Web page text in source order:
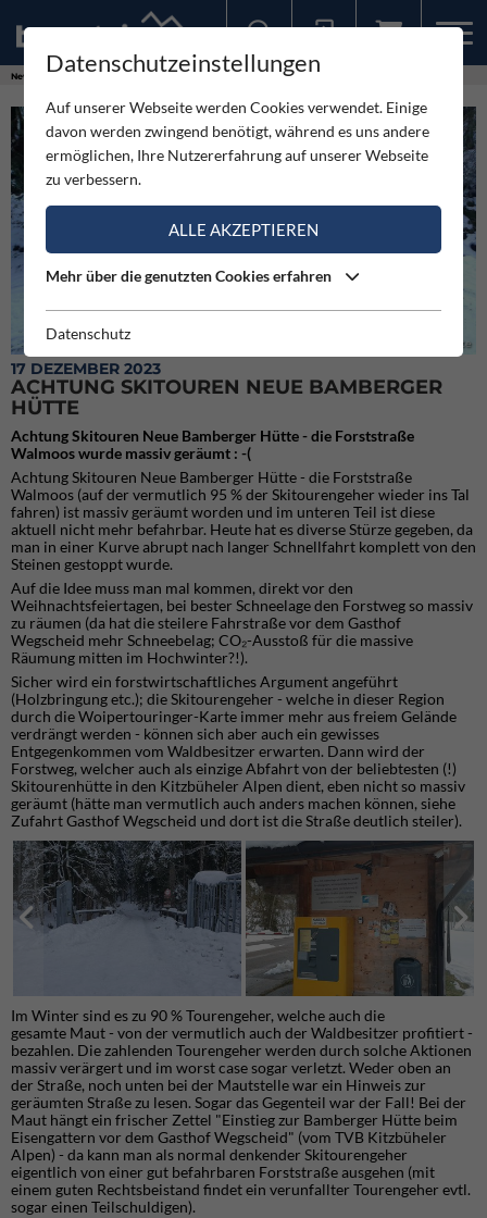
News Achtung Skitouren Neue Bamberger Hütte
Die Forststraße bei der Abfahrt von der Neuen Bamberger Hütte
17 DEZEMBER 2023
ACHTUNG SKITOUREN NEUE BAMBERGER
HÜTTE
Achtung Skitouren Neue Bamberger Hütte - die Forststraße
Walmoos wurde massiv geräumt : -(
Achtung Skitouren Neue Bamberger Hütte - die Forststraße
Walmoos (auf der vermutlich 95 % der Skitourengeher wieder ins Tal
fahren) ist massiv geräumt worden und im unteren Teil ist diese
aktuell nicht mehr befahrbar. Heute hat es diverse Stürze gegeben, da
man in einer Kurve abrupt nach langer Schnellfahrt komplett von den
Steinen gestoppt wurde.
Auf die Idee muss man mal kommen, direkt vor den
Weihnachtsfeiertagen, bei bester Schneelage den Forstweg so massiv
zu räumen (da hat die steilere Fahrstraße vor dem Gasthof
Wegscheid mehr Schneebelag; CO₂-Ausstoß für die massive
Räumung mitten im Hochwinter?!).
Sicher wird ein forstwirtschaftliches Argument angeführt
(Holzbringung etc.); die Skitourengeher - welche in dieser Region
durch die Woipertouringer-Karte immer mehr aus freiem Gelände
verdrängt werden - können sich aber auch ein gewisses
Entgegenkommen vom Waldbesitzer erwarten. Dann wird der
Forstweg, welcher auch als einzige Abfahrt von der beliebtesten (!)
Skitourenhütte in den Kitzbüheler Alpen dient, eben nicht so massiv
geräumt (hätte man vermutlich auch anders machen können, siehe
Zufahrt Gasthof Wegscheid und dort ist die Straße deutlich steiler).
Im Winter sind es zu 90 % Tourengeher, welche auch die
gesamte Maut - von der vermutlich auch der Waldbesitzer profitiert -
bezahlen. Die zahlenden Tourengeher werden durch solche Aktionen
massiv verärgert und im worst case sogar verletzt. Weder oben an
der Straße, noch unten bei der Mautstelle war ein Hinweis zur
geräumten Straße zu lesen. Sogar das Gegenteil war der Fall! Bei der
Maut hängt ein frischer Zettel "Einstieg zur Bamberger Hütte beim
Eisengattern vor dem Gasthof Wegscheid" (vom TVB Kitzbüheler
Alpen) - da kann man als normal denkender Skitourengeher
eigentlich von einer gut befahrbaren Forststraße ausgehen (mit
einem guten Rechtsbeistand findet ein verunfallter Tourengeher evtl.
sogar einen Teilschuldigen).
Datenschutzeinstellungen
Auf unserer Webseite werden Cookies verwendet. Einige
davon werden zwingend benötigt, während es uns andere
ermöglichen, Ihre Nutzererfahrung auf unserer Webseite
zu verbessern.
ALLE AKZEPTIEREN
Mehr über die genutzten Cookies erfahren
Datenschutz